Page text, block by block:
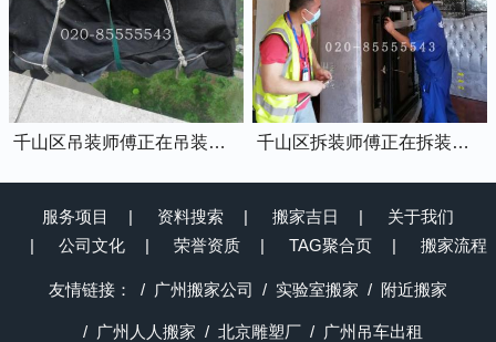
千山区吊装师傅正在吊装物品上楼 千山区拆装师傅正在拆装家具
服务项目 资料搜索 搬家吉日
关于我们
公司文化
荣誉资质 TAG聚合页 搬家流程
友情链接： 广州搬家公司 实验室搬家 附近搬家
广州人人搬家 北京雕塑厂 广州吊车出租